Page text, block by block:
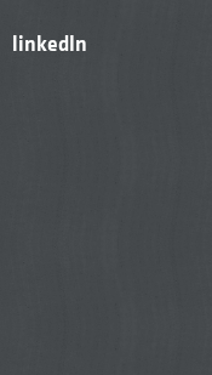
linkedIn